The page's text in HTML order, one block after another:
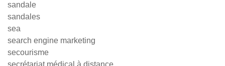
sandale
sandales
sea
search engine marketing
secourisme
secrétariat médical à distance